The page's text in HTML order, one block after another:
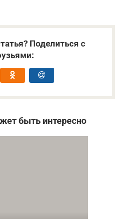
Поделиться с
быть интересно